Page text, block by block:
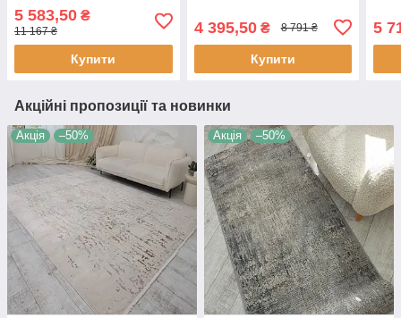
5 583,50 ₴
11 167 ₴
Купити
4 395,50₴ 8 791 ₴
Купити
5
Акційні пропозиції та новинки
Акція –50% Акція –50%